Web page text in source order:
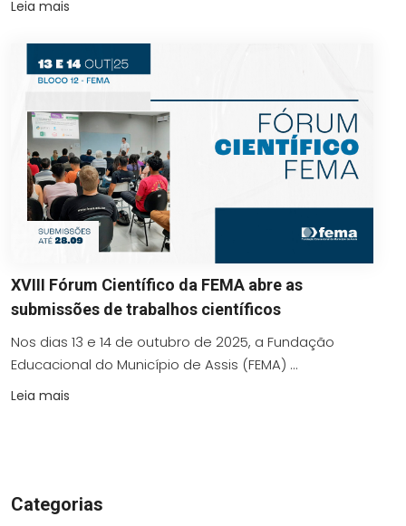
Leia mais
XVIII Fórum Científico da FEMA abre as
submissões de trabalhos científicos
Nos dias 13 e 14 de outubro de 2025, a Fundação
Educacional do Município de Assis (FEMA) ...
Leia mais
Categorias